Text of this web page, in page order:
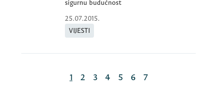
sigurnu budućnost
25.07.2015.
VIJESTI
1 2 3 4 5 6 7